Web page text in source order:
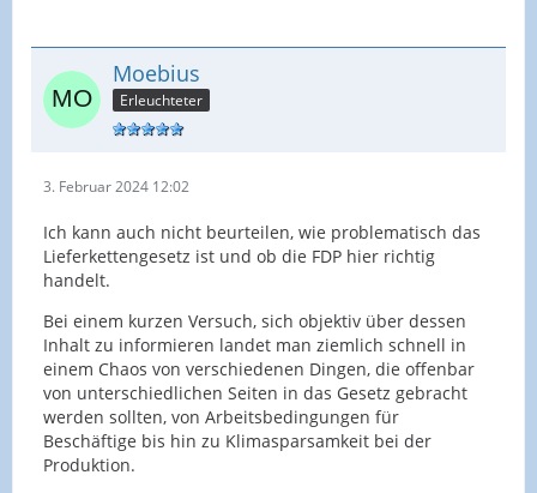
Moebius
Erleuchteter
3. Februar 2024 12:02
Ich kann auch nicht beurteilen, wie problematisch das
Lieferkettengesetz ist und ob die FDP hier richtig
handelt.
Bei einem kurzen Versuch, sich objektiv über dessen
Inhalt zu informieren landet man ziemlich schnell in
einem Chaos von verschiedenen Dingen, die offenbar
von unterschiedlichen Seiten in das Gesetz gebracht
werden sollten, von Arbeitsbedingungen für
Beschäftige bis hin zu Klimasparsamkeit bei der
Produktion.